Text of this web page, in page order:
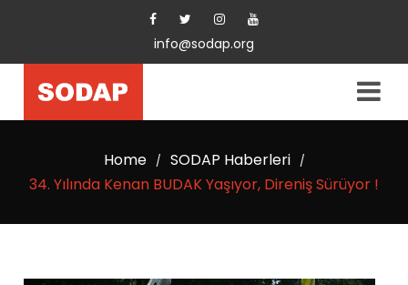
info@sodap.org
Home / SODAP Haberleri /
34. Yılında Kenan BUDAK Yaşıyor, Direniş Sürüyor !